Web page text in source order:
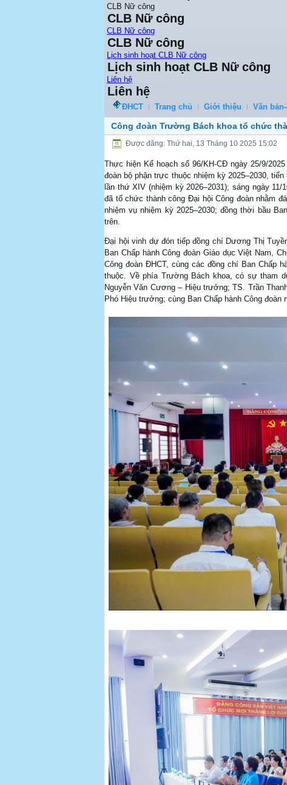
CLB Nữ công
CLB Nữ công
CLB Nữ công
CLB Nữ công
Lịch sinh hoạt CLB Nữ công
Lịch sinh hoạt CLB Nữ công
Liên hệ
Liên hệ
ĐHCT Trang chủ Giới thiệu Văn
Công đoàn Trường Bách khoa tổ chức
Được đăng: Thứ hai, 13 Tháng 10 2025 15:02
Thực hiện Kế hoạch số 96/KH-CĐ ngày 25/9/
đoàn bộ phận trực thuộc nhiệm kỳ 2025–2030,
lần thứ XIV (nhiệm kỳ 2026–2031); sáng ngày
đã tổ chức thành công Đại hội Công đoàn nhằm
nhiệm vụ nhiệm kỳ 2025–2030; đồng thời bầu
trên.
Đại hội vinh dự đón tiếp đồng chí Dương Thị
Ban Chấp hành Công đoàn Giáo dục Việt Nam,
Công đoàn ĐHCT, cùng các đồng chí Ban Chấp
thuộc. Về phía Trường Bách khoa, có sự tham
Nguyễn Văn Cương – Hiệu trưởng; TS. Trần
Phó Hiệu trưởng; cùng Ban Chấp hành Công